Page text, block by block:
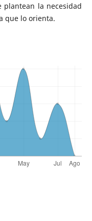
plantean la necesidad
que lo orienta.